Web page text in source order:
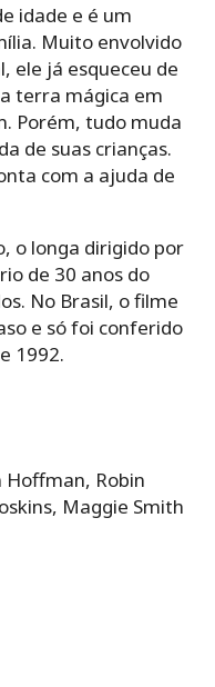
idade e é um
Muito envolvido
ele já esqueceu de
terra mágica em
Porém, tudo muda
de suas crianças.
com a ajuda de
o longa dirigido por
de 30 anos do
No Brasil, o filme
e só foi conferido
1992.
Hoffman, Robin
Maggie Smith